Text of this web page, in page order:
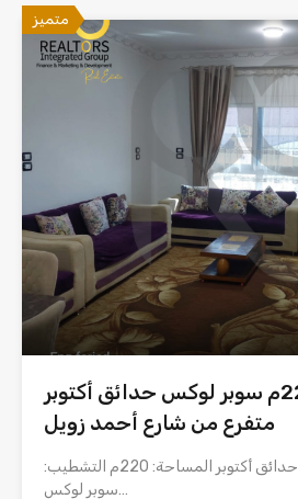
متميز
للبيع شقة 220م سوبر لوكس حدائق أكتوبر
متفرع من شارع أحمد زويل
كود: 8009 الموقع: حدائق أكتوبر المساحة: 220م التشطيب:
سوبر لوكس…